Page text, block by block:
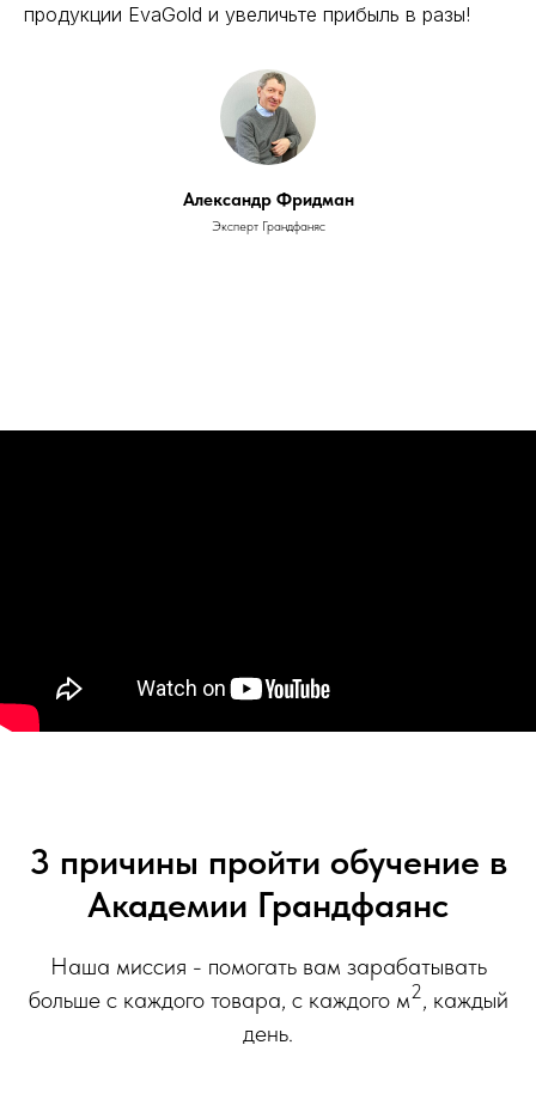
продукции EvaGold и увеличьте прибыль в разы!
Александр Фридман
Эксперт Грандфаняс
3 причины пройти обучение в
Академии Грандфаянс
Наша миссия - помогать вам зарабатывать
больше с каждого товара, с каждого м2, каждый
день.